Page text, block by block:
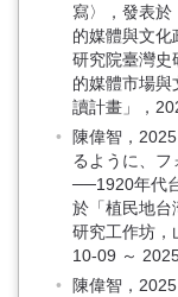
寫〉，發表於
的媒體與文化
研究院臺灣史
的媒體市場
讀計畫」，
陳偉智，
るように、フ
──1920年代
於「植民地台
研究工作坊，
10-09 ～
陳偉智，